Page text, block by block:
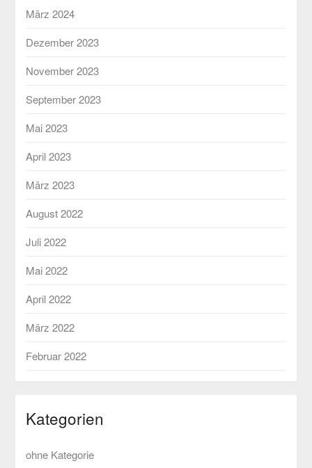
März 2024
Dezember 2023
November 2023
September 2023
Mai 2023
April 2023
März 2023
August 2022
Juli 2022
Mai 2022
April 2022
März 2022
Februar 2022
Kategorien
ohne Kategorie